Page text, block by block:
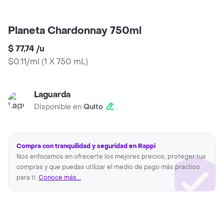
Planeta Chardonnay 750ml
$ 77,74 /u
$0.11/ml (1 X 750 mL)
Laguarda
Disponible en Quito
Compra con tranquilidad y seguridad en Rappi
Nos enfocamos en ofrecerte los mejores precios, proteger tus
compras y que puedas utilizar el medio de pago más practico
para ti. Conoce más...